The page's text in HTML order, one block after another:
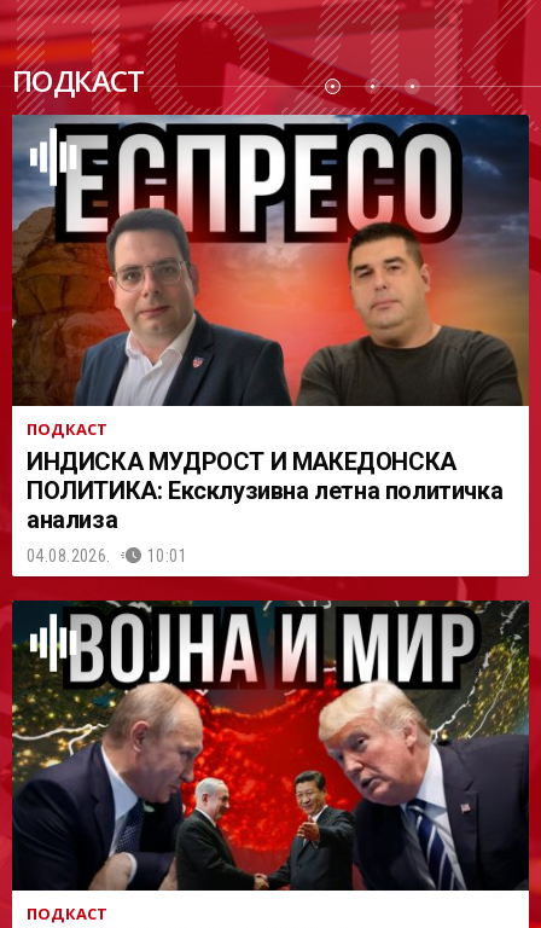
ПОДКАСТ
ПОДК
АСТ
ПОДКАСТ
ИНДИСКА МУДРОСТ И МАКЕДОНСКА
ПОЛИТИКА: Ексклузивна летна политичка
анализа
04.08.2026. 10:01
ПОДКАСТ